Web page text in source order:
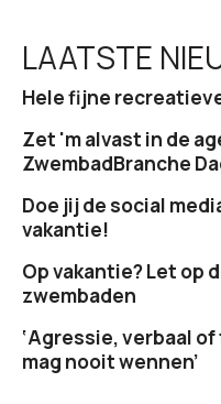
LAATSTE
Hele fijne
Zet 'm alvast in de
ZwembadBranche
Doe jij de social
vakantie!
Op vakantie? Let op
zwembaden
‘Agressie, verbaal
mag nooit wennen’